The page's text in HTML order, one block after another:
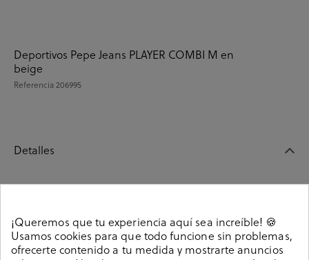
Deportivos Pepe Jeans PLAYER COMBI M en
beige
Referencia206995
Detalles
China
Referencia206995
¡Queremos que tu experiencia aquí sea increíble! 🍪
Usamos cookies para que todo funcione sin problemas,
ofrecerte contenido a tu medida y mostrarte anuncios